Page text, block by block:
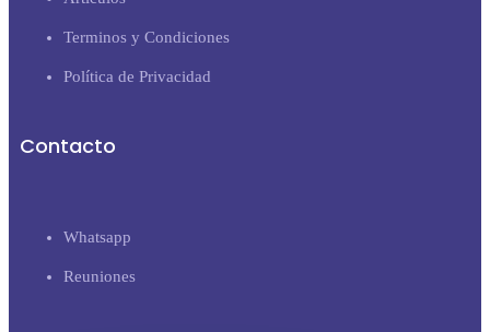
Terminos y Condiciones
Política de Privacidad
Contacto
Whatsapp
Reuniones